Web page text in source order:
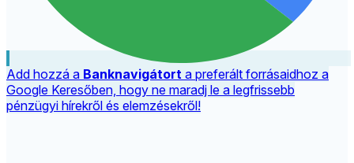
Add hozzá a Banknavigátort a preferált forrásaidhoz a
Google Keresőben, hogy ne maradj le a legfrissebb
pénzügyi hírekről és elemzésekről!